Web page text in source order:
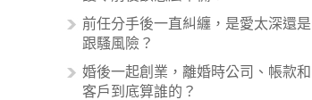
案例中最後都走向訴訟流程，我們如
果不幸遇到相關醫療糾紛時究竟該怎
麼處理呢？醫療糾紛相關的內容其實
非常多，有些案例…
前任分手後一直糾纏，是愛太深還是
跟騷風險？
婚後一起創業，離婚時公司、帳款和
客戶到底算誰的？